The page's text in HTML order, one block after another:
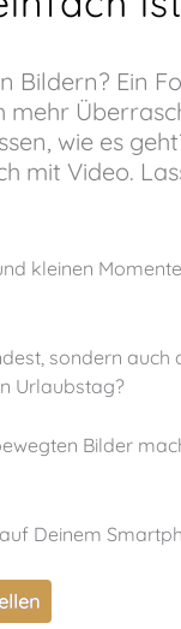
wie es
mit Video.
kleinen
Urlaubstag?
Bilder
Deinem